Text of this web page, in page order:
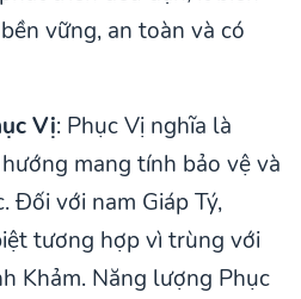
vững, an toàn và có
Vị: Phục Vị nghĩa là
mang tính bảo vệ và
Đối với nam Giáp Tý,
tương hợp vì trùng với
Khảm. Năng lượng Phục